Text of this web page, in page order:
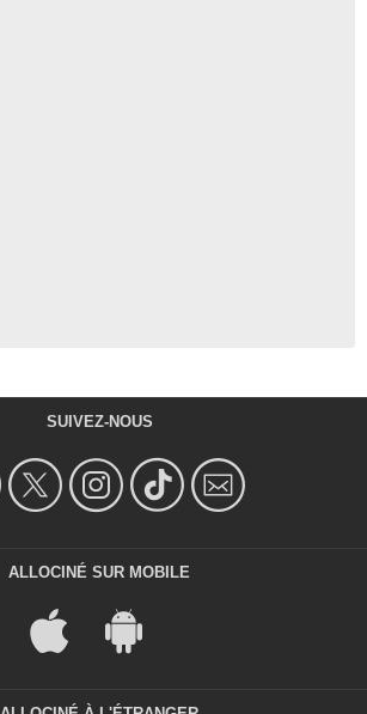
SUIVEZ-NOUS
ALLOCINÉ SUR MOBILE